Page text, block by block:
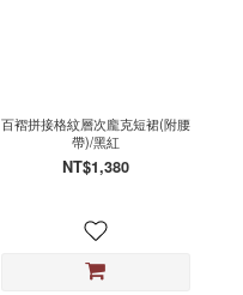
百褶拼接格紋層次龐克短裙(附腰
帶)/黑紅
NT$1,380